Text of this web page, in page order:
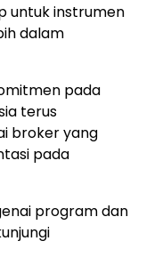
untuk instrumen
dalam
pada
terus
broker yang
pada
program dan